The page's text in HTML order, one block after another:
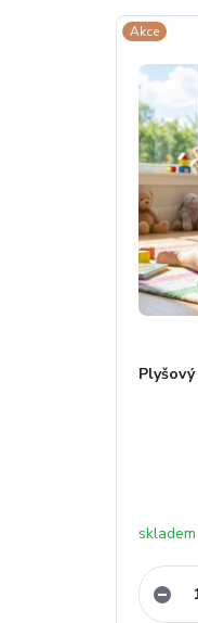
Akce
skladem